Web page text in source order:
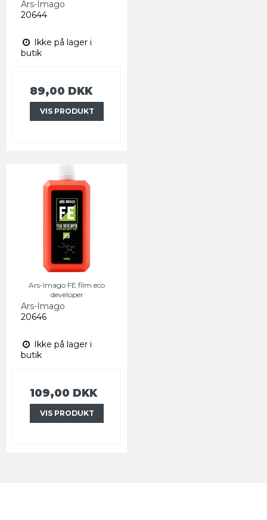
Ars-Imago
20644
Ikke på lager i
butik
89,00 DKK
VIS PRODUKT
Ars-Imago FE film eco
developer
Ars-Imago
20646
Ikke på lager i
butik
109,00 DKK
VIS PRODUKT